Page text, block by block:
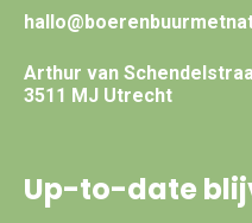
Arthur van
3511 MJ Utrecht
Up-to-date